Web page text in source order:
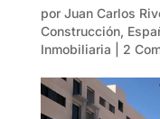
por Juan Carlos
Construcción,
Inmobiliaria
2